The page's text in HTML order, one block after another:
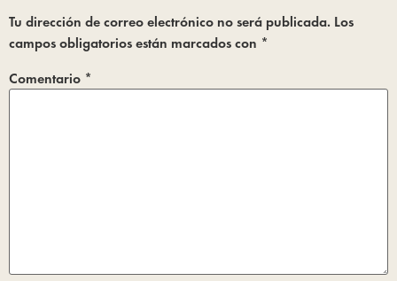
Tu dirección de correo electrónico no será publicada. Los
campos obligatorios están marcados con *
Comentario *